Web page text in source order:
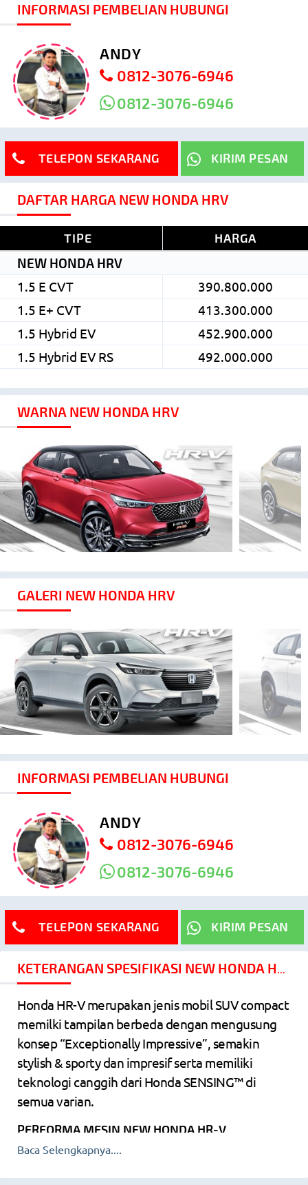
INFORMASI PEMBELIAN HUBUNGI
ANDY
0812-3076-6946
0812-3076-6946
TELEPON SEKARANG KIRIM PESAN
DAFTAR HARGA NEW HONDA HRV
TIPE HARGA
NEW HONDA HRV
1.5 E CVT
390.800.000
1.5 E+ CVT
413.300.000
1.5 Hybrid EV
452.900.000
1.5 Hybrid EV RS
492.000.000
WARNA NEW HONDA HRV
GALERI NEW HONDA HRV
INFORMASI PEMBELIAN HUBUNGI
ANDY
0812-3076-6946
0812-3076-6946
TELEPON SEKARANG KIRIM PESAN
KETERANGAN SPESIFIKASI NEW HONDA HRV
Honda HR-V merupakan jenis mobil SUV compact
memilki tampilan berbeda dengan mengusung
konsep “Exceptionally Impressive”, semakin
stylish & sporty dan impresif serta memiliki
teknologi canggih dari Honda SENSING™️ di
semua varian.
PERFORMA MESIN NEW HONDA HR-V
Mesin
1498cc DOHC 4 Silinder Segaris 16
Baca Selengkapnya....